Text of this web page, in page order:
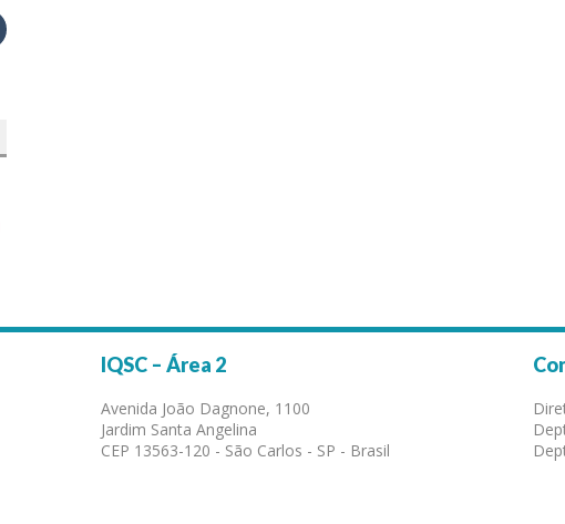
IQSC – Área 2
Avenida João Dagnone, 1100
Jardim Santa Angelina
CEP 13563-120 - São Carlos - SP - Brasil